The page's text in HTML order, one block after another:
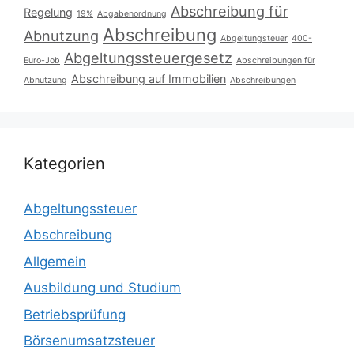
Regelung 19% Abgabenordnung Abschreibung für
Abnutzung Abschreibung Abgeltungsteuer 400-
Euro-Job Abgeltungssteuergesetz Abschreibungen für
Abnutzung Abschreibung auf Immobilien Abschreibungen
Kategorien
Abgeltungssteuer
Abschreibung
Allgemein
Ausbildung und Studium
Betriebsprüfung
Börsenumsatzsteuer